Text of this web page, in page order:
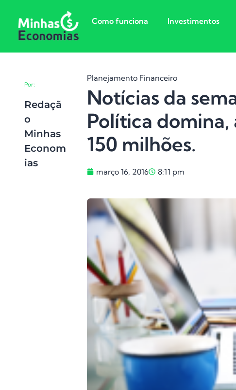
Como funciona Investimentos
Por:
Redaçã
O
Minhas
Econom
Ias
Planejamento Financeiro
Notícias da
Política domina,
150 milhões.
março 16, 2016 8:11 pm